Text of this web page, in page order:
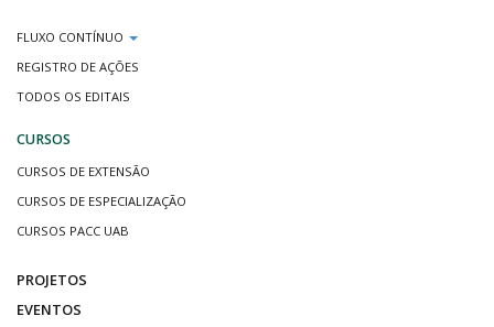
FLUXO CONTÍNUO
REGISTRO DE AÇÕES
TODOS OS EDITAIS
CURSOS
CURSOS DE EXTENSÃO
CURSOS DE ESPECIALIZAÇÃO
CURSOS PACC UAB
PROJETOS
EVENTOS